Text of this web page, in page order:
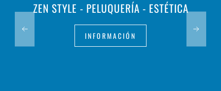
ZEN STYLE - PELUQUERÍA - ESTÉTICA
INFORMACIÓN